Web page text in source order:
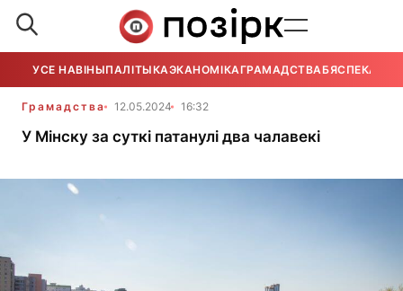
УСЕ НАВІНЫПАЛІТЫКАЭКАНОМІКАГРАМАДСТВАБЯСПЕКА
Грамадства 12.05.2024 16:32
У Мінску за суткі патанулі два чалавекі